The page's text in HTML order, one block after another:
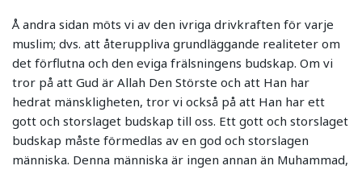
Å andra sidan möts vi av den ivriga drivkraften för varje
muslim; dvs. att återuppliva grundläggande realiteter om
det förflutna och den eviga frälsningens budskap. Om vi
tror på att Gud är Allah Den Störste och att Han har
hedrat mänskligheten, tror vi också på att Han har ett
gott och storslaget budskap till oss. Ett gott och storslaget
budskap måste förmedlas av en god och storslagen
människa. Denna människa är ingen annan än Muhammad,